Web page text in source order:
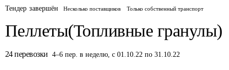
Тендер завершён Несколько поставщиков Только собственный транспорт
Пеллеты(Топливные гранулы)
24 перевозки 4–6 пер. в неделю, с 01.10.22 по 31.10.22